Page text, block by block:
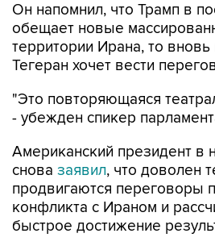
Он напомнил, что Трамп в
обещает новые
территории Ирана, то вновь
Тегеран хочет вести
"Это повторяющаяся
- убежден спикер
Американский президент в
снова заявил, что доволен
продвигаются переговоры
конфликта с Ираном и
быстрое достижение